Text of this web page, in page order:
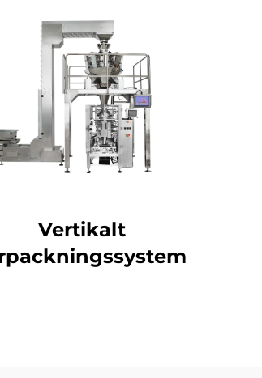
Vertikalt